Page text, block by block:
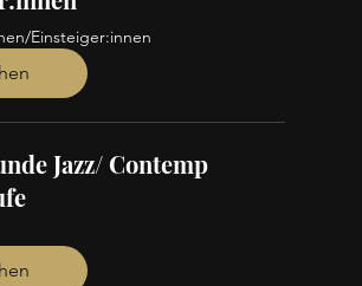
Einsteiger:innen
Jazz/ Contemp